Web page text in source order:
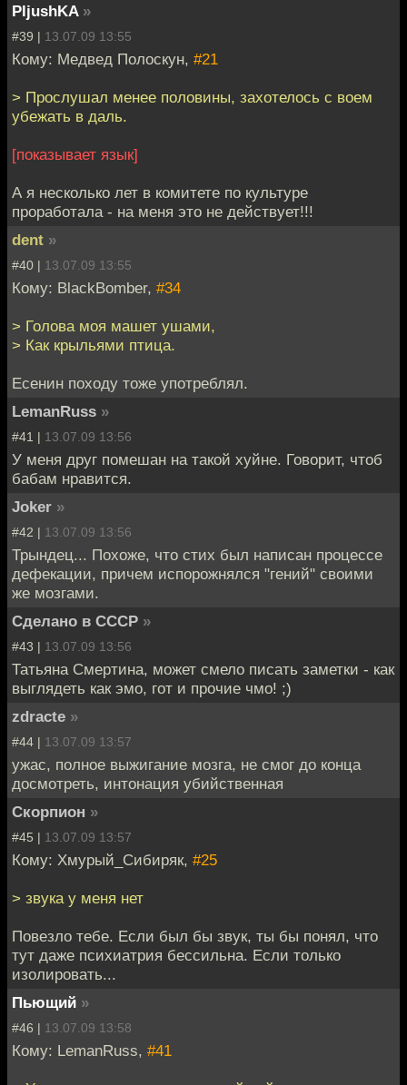
PljushKA »
#39 | 13.07.09 13:55
Кому: Медвед Полоскун, #21
> Прослушал менее половины, захотелось с воем
убежать в даль.
[показывает язык]
А я несколько лет в комитете по культуре
проработала - на меня это не действует!!!
dent »
#40 | 13.07.09 13:55
Кому: BlackBomber, #34
> Голова моя машет ушами,
> Как крыльями птица.
Есенин походу тоже употреблял.
LemanRuss »
#41 | 13.07.09 13:56
У меня друг помешан на такой хуйне. Говорит, чтоб
бабам нравится.
Joker »
#42 | 13.07.09 13:56
Трындец... Похоже, что стих был написан процессе
дефекации, причем испорожнялся "гений" своими
же мозгами.
Сделано в СССР »
#43 | 13.07.09 13:56
Татьяна Смертина, может смело писать заметки - как
выглядеть как эмо, гот и прочие чмо! ;)
zdracte »
#44 | 13.07.09 13:57
ужас, полное выжигание мозга, не смог до конца
досмотреть, интонация убийственная
Скорпион »
#45 | 13.07.09 13:57
Кому: Хмурый_Сибиряк, #25
> звука у меня нет
Повезло тебе. Если был бы звук, ты бы понял, что
тут даже психиатрия бессильна. Если только
изолировать...
Пьющий »
#46 | 13.07.09 13:58
Кому: LemanRuss, #41